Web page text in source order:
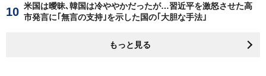
米国は曖昧､韓国は冷ややかだったが…習近平を激怒させた高
市発言に｢無言の支持｣を示した国の｢大胆な手法｣
もっと見る